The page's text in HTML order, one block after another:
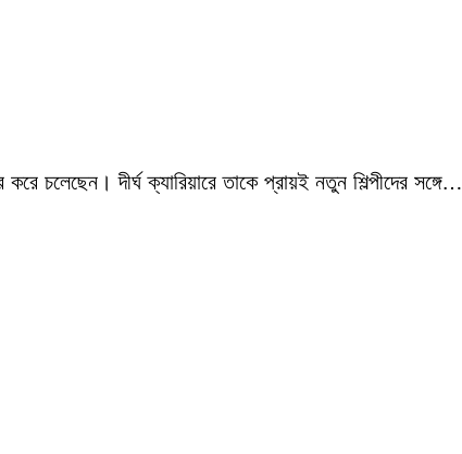
চলেছেন। দীর্ঘ ক্যারিয়ারে তাকে প্রায়ই নতুন শিল্পীদের সঙ্গে…